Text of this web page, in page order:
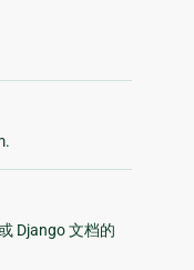
Django 文档的